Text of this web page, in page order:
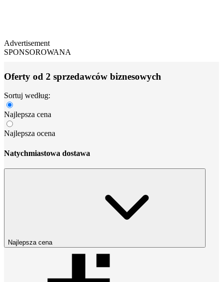
Advertisement
SPONSOROWANA
Oferty od 2 sprzedawców biznesowych
Sortuj według:
Najlepsza cena
Najlepsza ocena
Natychmiastowa dostawa
Najlepsza cena